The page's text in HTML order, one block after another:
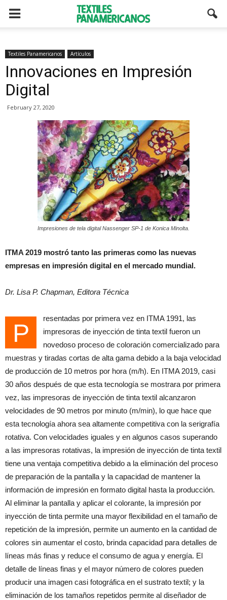
Textiles Panamericanos Artículos
Innovaciones en Impresión
Digital
February 27, 2020
Impresiones de tela digital Nassenger SP-1 de Konica Minolta.
ITMA 2019 mostró tanto las primeras como las nuevas
empresas en impresión digital en el mercado mundial.
Dr. Lisa P. Chapman, Editora Técnica
P
resentadas por primera vez en ITMA 1991, las
impresoras de inyección de tinta textil fueron un
novedoso proceso de coloración comercializado para
muestras y tiradas cortas de alta gama debido a la baja velocidad
de producción de 10 metros por hora (m/h). En ITMA 2019, casi
30 años después de que esta tecnología se mostrara por primera
vez, las impresoras de inyección de tinta textil alcanzaron
velocidades de 90 metros por minuto (m/min), lo que hace que
esta tecnología ahora sea altamente competitiva con la serigrafía
rotativa. Con velocidades iguales y en algunos casos superando
a las impresoras rotativas, la impresión de inyección de tinta textil
tiene una ventaja competitiva debido a la eliminación del proceso
de preparación de la pantalla y la capacidad de mantener la
información de impresión en formato digital hasta la producción.
Al eliminar la pantalla y aplicar el colorante, la impresión por
inyección de tinta permite una mayor flexibilidad en el tamaño de
repetición de la impresión, permite un aumento en la cantidad de
colores sin aumentar el costo, brinda capacidad para detalles de
líneas más finas y reduce el consumo de agua y energía. El
detalle de líneas finas y el mayor número de colores pueden
producir una imagen casi fotográfica en el sustrato textil; y la
eliminación de los tamaños repetidos permite al diseñador de